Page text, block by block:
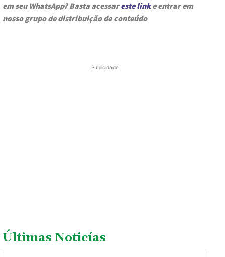
em seu WhatsApp? Basta acessareste linke entrar em
nosso grupo de distribuição de conteúdo
Publicidade
Últimas Noticías